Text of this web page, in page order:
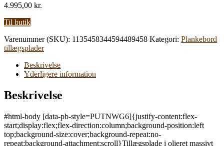
4.995,00 kr.
Til butik
Varenummer (SKU): 1135458344594489458 Kategori: Plankebord
tillægsplader
Beskrivelse
Yderligere information
Beskrivelse
#html-body [data-pb-style=PUTNWG6]{justify-content:flex-
start;display:flex;flex-direction:column;background-position:left
top;background-size:cover;background-repeat:no-
repeat;background-attachment:scroll}Tillægsplade i olieret massivt